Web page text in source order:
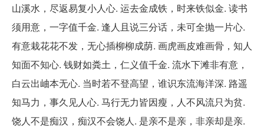
山溪水，尽返易复小人心. 运去金成铁，时来铁似金. 读书
须用意，一字值千金. 逢人且说三分话，未可全抛一片心.
有意栽花花不发，无心插柳柳成荫. 画虎画皮难画骨，知人
知面不知心. 钱财如粪土，仁义值千金. 流水下滩非有意，
白云出岫本无心. 当时若不登高望，谁识东流海洋深. 路遥
知马力，事久见人心. 马行无力皆因瘦，人不风流只为贫.
饶人不是痴汉，痴汉不会饶人. 是亲不是亲，非亲却是亲.